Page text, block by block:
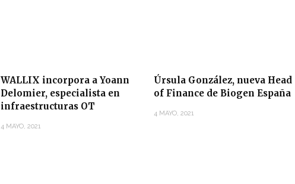
WALLIX incorpora a Yoann
Delomier, especialista en
infraestructuras OT
4 MAYO, 2021
Úrsula González, nueva Head
of Finance de Biogen España
4 MAYO, 2021